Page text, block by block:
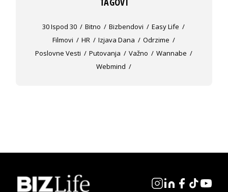
30 Ispod 30 Bitno Bizbendovi
Easy Life
Filmovi
HR Izjava Dana
Odrzime
Poslovne Vesti
Putovanja Važno
Wannabe
Webmind